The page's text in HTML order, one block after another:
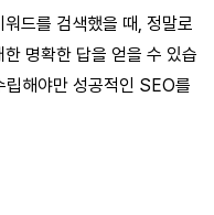
드를 검색했을 때, 정말로
명확한 답을 얻을 수 있습
립해야만 성공적인 SEO를